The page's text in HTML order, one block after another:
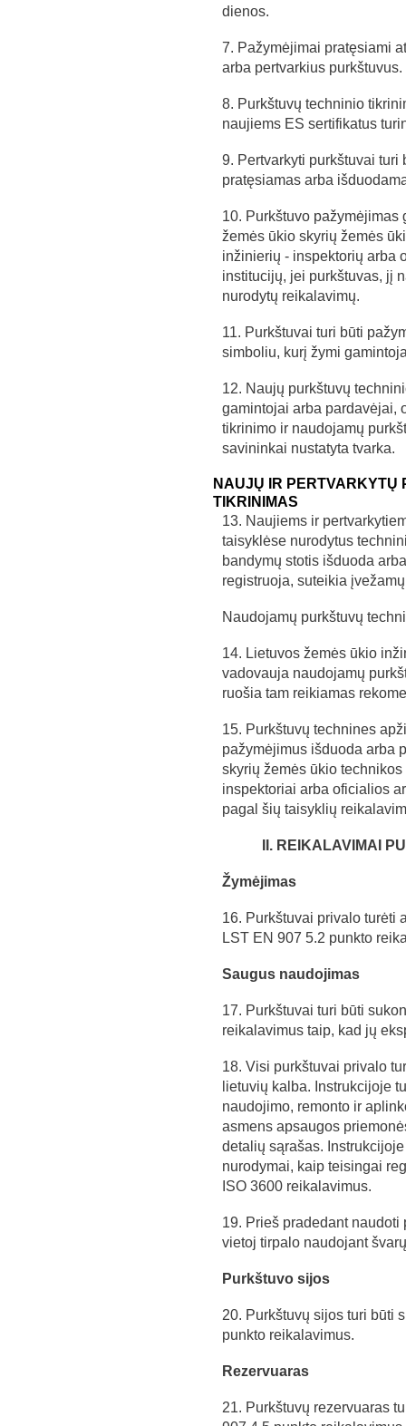
dienos.
7. Pažymėjimai pratęsiami
arba pertvarkius purkštuvus.
8. Purkštuvų techninio
naujiems ES sertifikatus
9. Pertvarkyti purkštuvai
pratęsiamas arba
10. Purkštuvo
žemės ūkio skyrių žemės
inžinierių - inspektorių arba
institucijų, jei purkštuvas, jį
nurodytų reikalavimų.
11. Purkštuvai turi būti
simboliu, kurį žymi
12. Naujų purkštuvų
gamintojai arba pardavėjai,
tikrinimo ir naudojamų
savininkai nustatyta tvarka.
NAUJŲ IR PERTVARKYTŲ
TIKRINIMAS
13. Naujiems ir
taisyklėse nurodytus
bandymų stotis išduoda
registruoja, suteikia
Naudojamų purkštuvų
14. Lietuvos žemės ūkio
vadovauja naudojamų
ruošia tam reikiamas
15. Purkštuvų technines
pažymėjimus išduoda arba
skyrių žemės ūkio
inspektoriai arba oficialios
pagal šių taisyklių
II. REIKALAVIMAI
Žymėjimas
16. Purkštuvai privalo turėti
LST EN 907 5.2 punkto
Saugus naudojimas
17. Purkštuvai turi būti
reikalavimus taip, kad jų
18. Visi purkštuvai privalo
lietuvių kalba. Instrukcijoje
naudojimo, remonto ir
asmens apsaugos
detalių sąrašas.
nurodymai, kaip teisingai
ISO 3600 reikalavimus.
19. Prieš pradedant
vietoj tirpalo naudojant
Purkštuvo sijos
20. Purkštuvų sijos turi būti
punkto reikalavimus.
Rezervuaras
21. Purkštuvų rezervuaras